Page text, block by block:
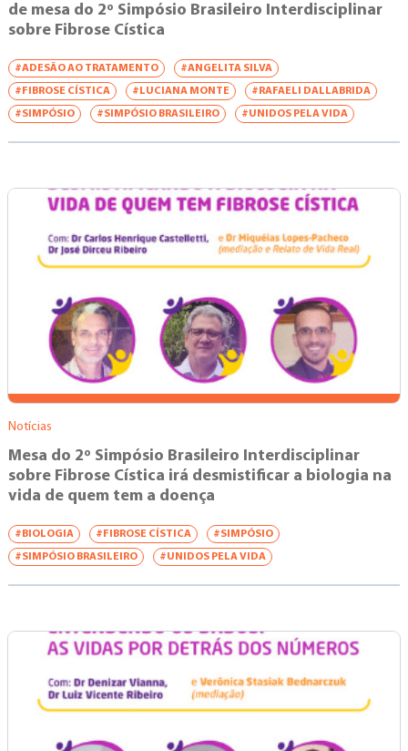
de mesa do 2º Simpósio Brasileiro Interdisciplinar
sobre Fibrose Cística
#ADESÃO AO TRATAMENTO #ANGELITA SILVA
#FIBROSE CÍSTICA #LUCIANA MONTE #RAFAELI DALLABRIDA
#SIMPÓSIO #SIMPÓSIO BRASILEIRO #UNIDOS PELA VIDA
Notícias
Mesa do 2º Simpósio Brasileiro Interdisciplinar
sobre Fibrose Cística irá desmistificar a biologia na
vida de quem tem a doença
#BIOLOGIA #FIBROSE CÍSTICA #SIMPÓSIO
#SIMPÓSIO BRASILEIRO #UNIDOS PELA VIDA